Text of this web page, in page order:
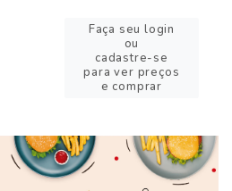
Faça seu login
ou
cadastre-se
para ver preços
e comprar